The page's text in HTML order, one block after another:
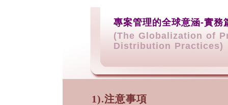
專案管理的全球意涵-實務
(The Globalization of
Distribution Practices)
1).注意事項